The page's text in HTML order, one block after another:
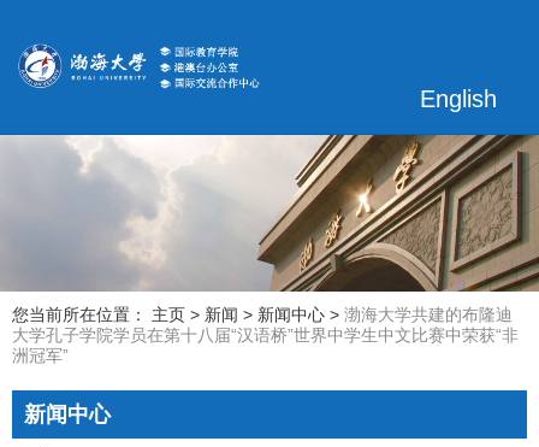
English
您当前所在位置： 主页 > 新闻 > 新闻中心 > 渤海大学共建的布隆迪
大学孔子学院学员在第十八届“汉语桥”世界中学生中文比赛中荣获“非
洲冠军”
新闻中心